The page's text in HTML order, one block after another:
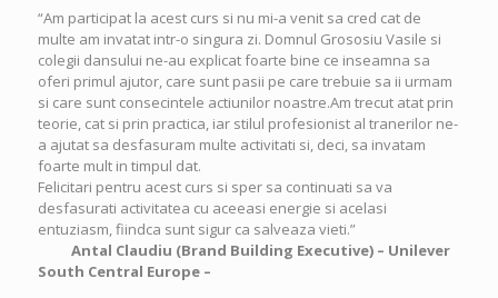
“Am participat la acest curs si nu mi-a venit sa cred cat de
multe am invatat intr-o singura zi. Domnul Grososiu Vasile si
colegii dansului ne-au explicat foarte bine ce inseamna sa
oferi primul ajutor, care sunt pasii pe care trebuie sa ii urmam
si care sunt consecintele actiunilor noastre.Am trecut atat prin
teorie, cat si prin practica, iar stilul profesionist al tranerilor ne-
a ajutat sa desfasuram multe activitati si, deci, sa invatam
foarte mult in timpul dat.
Felicitari pentru acest curs si sper sa continuati sa va
desfasurati activitatea cu aceeasi energie si acelasi
entuziasm, fiindca sunt sigur ca salveaza vieti.”
Antal Claudiu (Brand Building Executive) – Unilever
South Central Europe –